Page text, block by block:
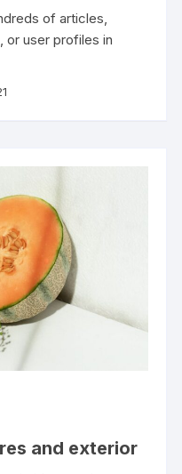
of articles,
user profiles in
and exterior